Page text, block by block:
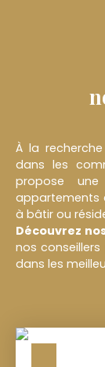
À la recherche
dans les
propose une
appartements
à bâtir ou
Découvrez
nos
dans les